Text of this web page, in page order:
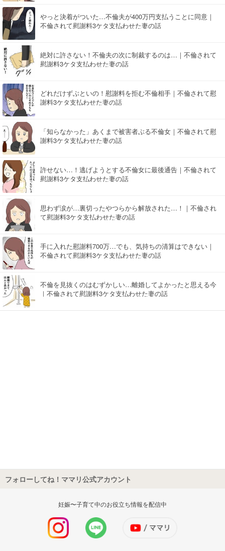
やっと決着がついた…不倫夫が400万円支払うことに同意｜
不倫されて慰謝料3ケタ支払わせた妻の話
絶対に許さない！不倫夫の次に制裁するのは…｜不倫されて
慰謝料3ケタ支払わせた妻の話
どれだけずぶといの！慰謝料を拒む不倫相手｜不倫されて慰
謝料3ケタ支払わせた妻の話
「知らなかった」あくまで被害者ぶる不倫女｜不倫されて慰
謝料3ケタ支払わせた妻の話
許せない…！逃げようとする不倫女に最後通告｜不倫されて
慰謝料3ケタ支払わせた妻の話
思わず涙が…裏切ったやつらから解放された…！｜不倫され
て慰謝料3ケタ支払わせた妻の話
手に入れた慰謝料700万…でも、気持ちの清算はできない｜
不倫されて慰謝料3ケタ支払わせた妻の話
不倫を見抜くのはむずかしい…離婚してよかったと思える今
｜不倫されて慰謝料3ケタ支払わせた妻の話
フォローしてね！ママリ公式アカウント
妊娠〜子育て中のお役立ち情報を配信中